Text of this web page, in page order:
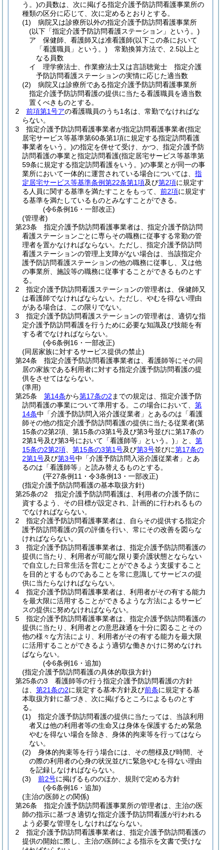
う。)の員数は、次に掲げる指定介護予防訪問看護事業所の
種類の区分に応じて、次に定めるとおりとする。
(1)
病院又は診療所以外の指定介護予防訪問看護事業所
(以下「指定介護予防訪問看護ステーション」という。)
ア
保健師、看護師又は准看護師(以下この条において
「看護職員」という。) 常勤換算方法で、2.5以上と
なる員数
イ
理学療法士、作業療法士又は言語聴覚士 指定介護
予防訪問看護ステーションの実情に応じた適当数
(2)
病院又は診療所である指定介護予防訪問看護事業所
指定介護予防訪問看護の提供に当たる看護職員を適当数
置くべきものとする。
2
前項第1号アの看護職員のうち1名は、常勤でなければな
らない。
3
指定介護予防訪問看護事業者が指定訪問看護事業者(指定
居宅サービス等基準第60条第1項に規定する指定訪問看護
事業者をいう。)の指定を併せて受け、かつ、指定介護予防
訪問看護の事業と指定訪問看護(指定居宅サービス等基準第
59条に規定する指定訪問看護をいう。)の事業とが同一の事
業所において一体的に運営されている場合については、 指
定居宅サービス等基準条例第22条第1項及び第2項に規定す
る人員に関する基準を満たすことをもって、 前2項に規定す
る基準を満たしているものとみなすことができる。
(令6条例16・一部改正)
(管理者)
第23条
指定介護予防訪問看護事業者は、指定介護予防訪問
看護ステーションごとに専らその職務に従事する常勤の管
理者を置かなければならない。 ただし、指定介護予防訪問
看護ステーションの管理上支障がない場合は、当該指定介
護予防訪問看護ステーションの他の職務に従事し、又は他
の事業所、施設等の職務に従事することができるものとす
る。
2
指定介護予防訪問看護ステーションの管理者は、保健師又
は看護師でなければならない。 ただし、やむを得ない理由
がある場合は、この限りでない。
3
指定介護予防訪問看護ステーションの管理者は、適切な指
定介護予防訪問看護を行うために必要な知識及び技能を有
する者でなければならない。
(令6条例16・一部改正)
(同居家族に対するサービス提供の禁止)
第24条
指定介護予防訪問看護事業者は、看護師等にその同
居の家族である利用者に対する指定介護予防訪問看護の提
供をさせてはならない。
(準用)
第25条
第14条から第17条の2 までの規定は、指定介護予防
訪問看護の事業について準用する。
この場合において、 第
14条中「介護予防訪問入浴介護従業者」とあるのは「看護
師その他の指定介護予防訪問看護の提供に当たる従業者(第
15条の2第2項、第15条の3第1号及び第3号並びに第17条の
2第1号及び第3号において「看護師等」という。) 」と、 第
15条の2第2項
第15条の3第1号及び第3号並びに第17条の
2第1号及び第3号中「介護予防訪問入浴介護従業者」とあ
るのは「看護師等」と読み替えるものとする。
(平27条例11・令3条例13・一部改正)
(指定介護予防訪問看護の基本取扱方針)
第25条の2
指定介護予防訪問看護は、利用者の介護予防に
資するよう、その目標が設定され、計画的に行われるもの
でなければならない。
2
指定介護予防訪問看護事業者は、自らその提供する指定介
護予防訪問看護の質の評価を行い、常にその改善を図らな
ければならない。
3
指定介護予防訪問看護事業者は、指定介護予防訪問看護の
提供に当たり、利用者が可能な限り要介護状態とならない
で自立した日常生活を営むことができるよう支援すること
を目的とするものであることを常に意識してサービスの提
供に当たらなければならない。
4
指定介護予防訪問看護事業者は、利用者がその有する能力
を最大限に活用することができるような方法によるサービ
スの提供に努めなければならない。
5
指定介護予防訪問看護事業者は、指定介護予防訪問看護の
提供に当たり、利用者との意思疎通を十分に図ることその
他の様々な方法により、利用者がその有する能力を最大限
に活用することができるよう適切な働きかけに努めなけれ
ばならない。
(令6条例16・追加)
(指定介護予防訪問看護の具体的取扱方針)
第25条の3
看護師等の行う指定介護予防訪問看護の方針
は、 第21条の2に規定する基本方針及び前条に規定する基
本取扱方針に基づき、次に掲げるところによるものとす
る。
(1)
指定介護予防訪問看護の提供に当たっては、当該利用
者又は他の利用者等の生命又は身体を保護するため緊急
やむを得ない場合を除き、身体的拘束等を行ってはなら
ない。
(2)
身体的拘束等を行う場合には、その態様及び時間、そ
の際の利用者の心身の状況並びに緊急やむを得ない理由
を記録しなければならない。
(3)
前2号に掲げるもののほか、規則で定める方針
(令6条例16・追加)
(主治の医師との関係)
第26条
指定介護予防訪問看護事業所の管理者は、主治の医
師の指示に基づき適切な指定介護予防訪問看護が行われる
よう必要な管理をしなければならない。
2
指定介護予防訪問看護事業者は、指定介護予防訪問看護の
提供の開始に際し、主治の医師による指示を文書で受けな